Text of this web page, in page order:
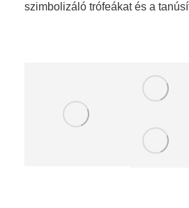
szimbolizáló trófeákat és a